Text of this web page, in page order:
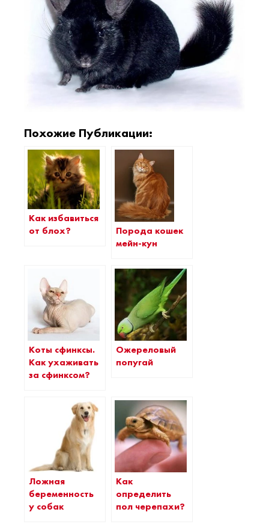
Похожие Публикации:
Как избавиться
от блох?
Порода кошек
мейн-кун
Коты сфинксы.
Как ухаживать
за сфинксом?
Ожереловый
попугай
Ложная
беременность
у собак
Как
определить
пол черепахи?